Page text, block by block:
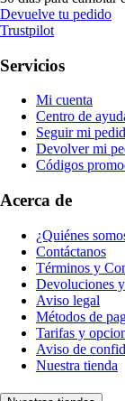
Devuelve tu pedido
Trustpilot
Servicios
Mi cuenta
Centro de
Seguir mi
Devolver mi
Códigos
Acerca de
¿Quiénes
Contáctanos
Términos y
Devoluciones
Aviso legal
Métodos de
Tarifas y
Aviso de
Nuestra tienda